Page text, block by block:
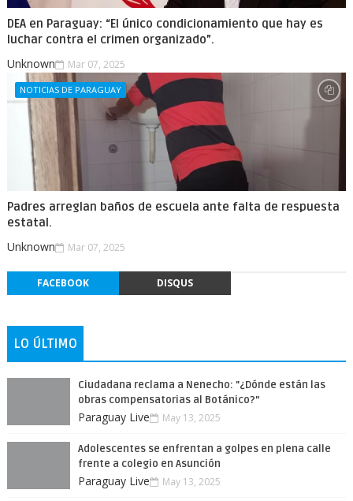
DEA en Paraguay: “El único condicionamiento que hay es
luchar contra el crimen organizado”.
Unknown Mar 07, 2025
NOTICIAS DE PARAGUAY
Padres arreglan baños de escuela ante falta de respuesta
estatal.
Unknown Mar 07, 2025
FACEBOOK DISQUS
LO ÚLTIMO
Ciudadana reclama a Nenecho: "¿Dónde están las
obras compensatorias al Botánico?”
Paraguay Live May 13, 2025
Adolescentes se enfrentan a golpes en plena calle
frente a colegio en Asunción
Paraguay Live May 13, 2025